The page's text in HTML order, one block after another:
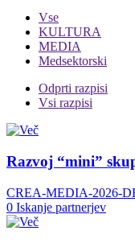
Vse
KULTURA
MEDIA
Medsektorski
Odprti razpisi
Vsi razpisi
Razvoj “mini”
CREA-MEDIA-2026-
0 Iskanje partnerjev